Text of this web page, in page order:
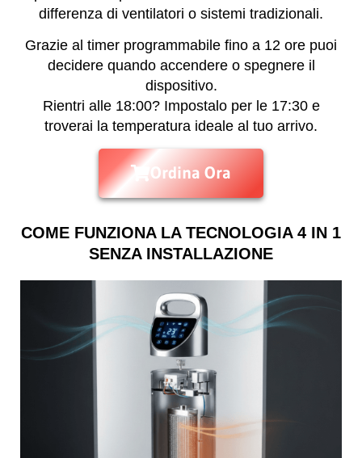
differenza di ventilatori o sistemi tradizionali.
Grazie al timer programmabile fino a 12 ore puoi
decidere quando accendere o spegnere il
dispositivo.
Rientri alle 18:00? Impostalo per le 17:30 e
troverai la temperatura ideale al tuo arrivo.
Ordina Ora
COME FUNZIONA LA TECNOLOGIA 4 IN 1
SENZA INSTALLAZIONE